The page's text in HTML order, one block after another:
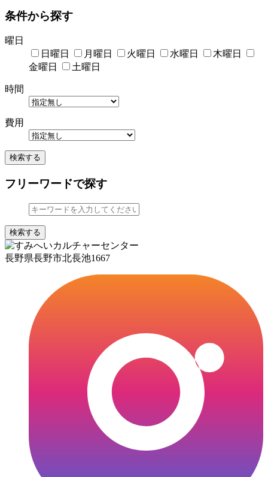
条件から探す
曜日
日曜日
月曜日 火曜日 水曜日
木曜日
金曜日
土曜日
時間
費用
検索する
フリーワードで探す
検索する
長野県長野市北長池1667